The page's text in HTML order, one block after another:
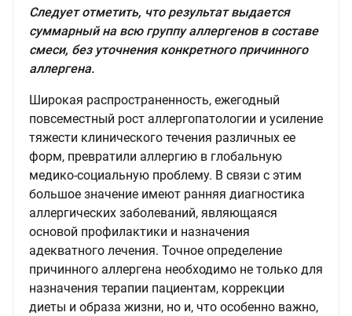
Следует отметить, что результат выдается
суммарный на всю группу аллергенов в составе
смеси, без уточнения конкретного причинного
аллергена.
Широкая распространенность, ежегодный
повсеместный рост аллергопатологии и усиление
тяжести клинического течения различных ее
форм, превратили аллергию в глобальную
медико-социальную проблему. В связи с этим
большое значение имеют ранняя диагностика
аллергических заболеваний, являющаяся
основой профилактики и назначения
адекватного лечения. Точное определение
причинного аллергена необходимо не только для
назначения терапии пациентам, коррекции
диеты и образа жизни, но и, что особенно важно,